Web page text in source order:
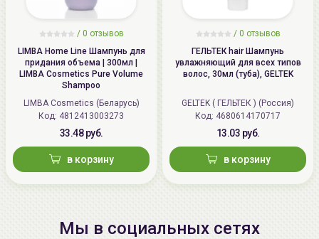
/ 0 отзывов
LIMBA Home Line Шампунь для
придания объема | 300мл |
LIMBA Cosmetics Pure Volume
Shampoo
LIMBA Cosmetics (Беларусь)
Код: 4812413003273
33.48 руб.
в корзину
/ 0 отзывов
ГЕЛЬТЕК hair Шампунь
увлажняющий для всех типов
волос, 30мл (туба), GELTEK
GELTEK ( ГЕЛЬТЕК ) (Россия)
Код: 4680614170717
13.03 руб.
в корзину
Мы в социальных сетях